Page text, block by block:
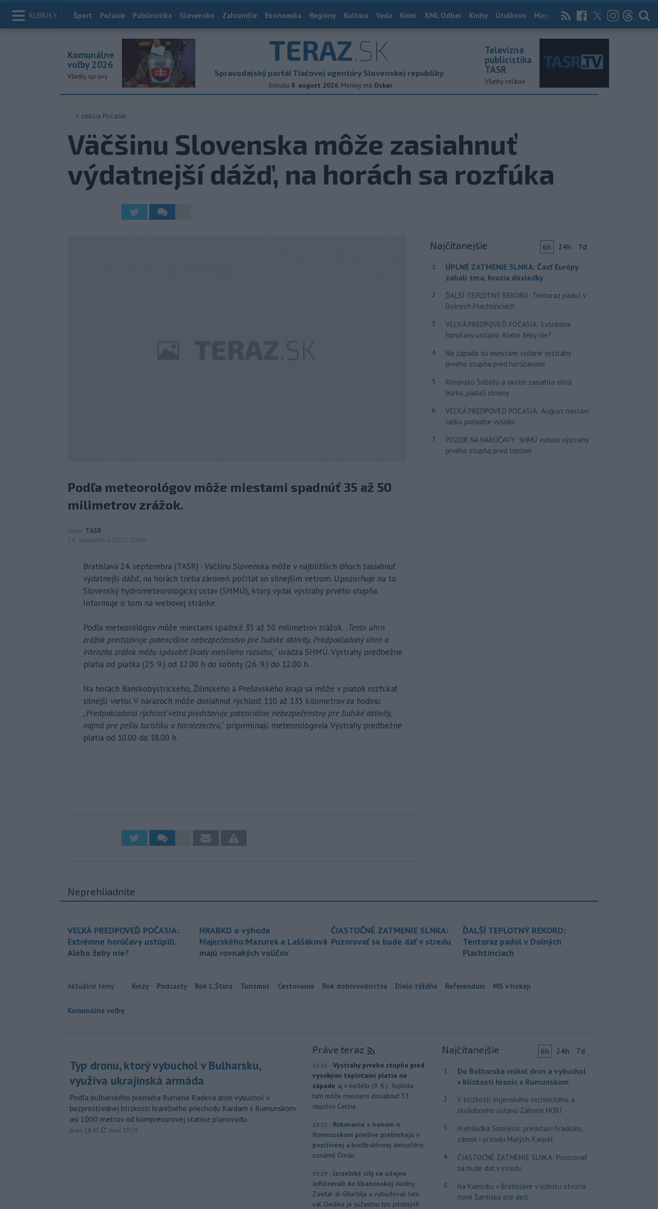
RUBRIKY Index
Šport Počasie Publicistika Slovensko Zahraničie Ekonomika Regióny Kultúra Veda Krimi XML Odber Knihy Útulkovo Magazín News Now Archív
TERAZ.SK
Spravodajský portál Tlačovej agentúry Slovenskej republiky
Sobota 8. august 2026 Meniny má Oskar
Komunálne
voľby 2026
Všetky správy
Televízna
publicistika
TASR
Všetky relácie
< sekcia Počasie
Väčšinu Slovenska môže zasiahnuť
výdatnejší dážď, na horách sa rozfúka
Podľa meteorológov môže miestami spadnúť 35 až 50
milimetrov zrážok.
Autor TASR
24. septembra 2020 20:09
Bratislava 24. septembra (TASR) - Väčšinu Slovenska môže v najbližších dňoch zasiahnuť
výdatnejší dážď, na horách treba zároveň počítať so silnejším vetrom. Upozorňuje na to
Slovenský hydrometeorologický ústav (SHMÚ), ktorý vydal výstrahy prvého stupňa.
Informuje o tom na webovej stránke.
Podľa meteorológov môže miestami spadnúť 35 až 50 milimetrov zrážok. „Tento úhrn
zrážok predstavuje potenciálne nebezpečenstvo pre ľudské aktivity. Predpokladaný úhrn a
intenzita zrážok môžu spôsobiť škody menšieho rozsahu,“ uvádza SHMÚ. Výstrahy predbežne
platia od piatka (25. 9.) od 12.00 h do soboty (26. 9.) do 12.00 h.
Na horách Banskobystrického, Žilinského a Prešovského kraja sa môže v piatok rozfúkať
silnejší vietor. V nárazoch môže dosiahnuť rýchlosť 110 až 135 kilometrov za hodinu.
„Predpokladaná rýchlosť vetra predstavuje potenciálne nebezpečenstvo pre ľudské aktivity,
najmä pre pešiu turistiku a horolezectvo,“ pripomínajú meteorológovia. Výstrahy predbežne
platia od 10.00 do 18.00 h.
Najčítanejšie 6h 24h 7d
1
ÚPLNÉ ZATMENIE SLNKA: Časť Európy
zahalí tma, hrozia dôsledky
2
ĎALŠÍ TEPLOTNÝ REKORD: Tentoraz padol v
Dolných Plachtinciach
3
VEĽKÁ PREDPOVEĎ POČASIA: Extrémne
horúčavy ustúpili. Alebo žeby nie?
4
Na západe sú miestami vydané výstrahy
prvého stupňa pred horúčavami
5
Rimavskú Sobotu a okolie zasiahla silná
búrka, padali stromy
6
VEĽKÁ PREDPOVEĎ POČASIA: August nastaví
latku poriadne vysoko
7
POZOR NA HARÚČAVY: SHMÚ vydalo výstrahy
prvého stupňa pred teplom
Neprehliadnite
VEĽKÁ PREDPOVEĎ POČASIA:
Extrémne horúčavy ustúpili.
Alebo žeby nie?
HRABKO o výhode
Majerského:Mazurek a Laššáková
majú rovnakých voličov
ČIASTOČNÉ ZATMENIE SLNKA:
Pozorovať sa bude dať v stredu
ĎALŠÍ TEPLOTNÝ REKORD:
Tentoraz padol v Dolných
Plachtinciach
Aktuálne témy: Kvízy Podcasty Rok Ľ.Štúra Turizmus Cestovanie Rok dobrovoľníctva Dielo týždňa Referendum MS v hokeji
Komunálne voľby
Typ dronu, ktorý vybuchol v Bulharsku,
využíva ukrajinská armáda
Podľa bulharského premiéra Rumena Radeva dron vybuchol v
bezprostrednej blízkosti hraničného priechodu Kardam s Rumunskom
asi 1000 metrov od kompresorovej stanice plynovodu.
dnes 18:43, aktualizované
dnes 19:29
Práve teraz
19:26 - Výstrahy prvého stupňa pred
vysokými teplotami platia na
západe aj v nedeľu (9. 8.). Teplota
tam môže miestami dosiahnuť 33
stupňov Celzia.
19:22 - Rokovania s Iránom o
Hormuzskom prielive prebiehajú v
pozitívnej a konštruktívnej atmosfére,
oznámil Omán.
19:19 - Izraelské sily sa údajne
infiltrovali do libanonskej dediny
Zawtar al-Gharbíja a vybudovali tam
val. Dedina je súčasťou tzv. pilotných
Najčítanejšie 6h 24h 7d
1
Do Bulharska vnikol dron a vybuchol
v blízkosti hraníc s Rumunskom
2
V blízkosti Vojenského technického a
skúšobného ústavu Záhorie HORÍ
3
Prehliadka Smoleníc predstaví hradisko,
zámok i prírodu Malých Karpát
4
ČIASTOČNÉ ZATMENIE SLNKA: Pozorovať
sa bude dať v stredu
5
Na Kamzíku v Bratislave v sobotu otvoria
nové Šantisko pre deti